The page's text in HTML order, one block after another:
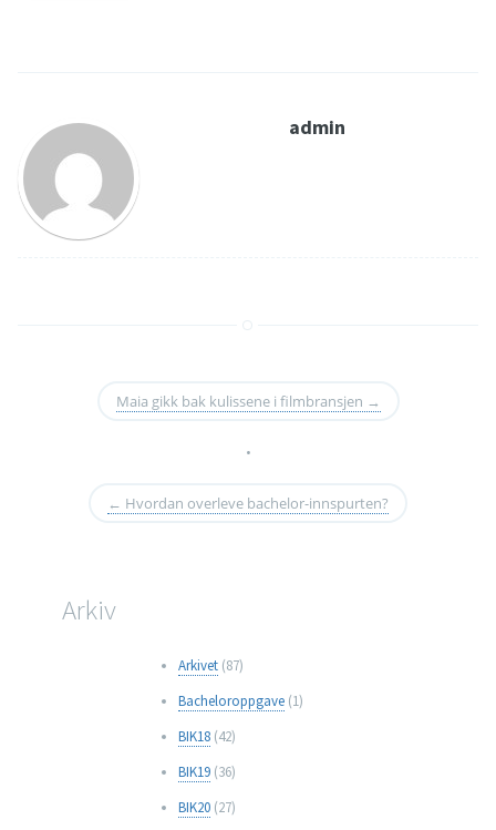
admin
Maia gikk bak kulissene i filmbransjen →
•
← Hvordan overleve bachelor-innspurten?
Arkiv
Arkivet(87)
Bacheloroppgave(1)
BIK18(42)
BIK19(36)
BIK20(27)